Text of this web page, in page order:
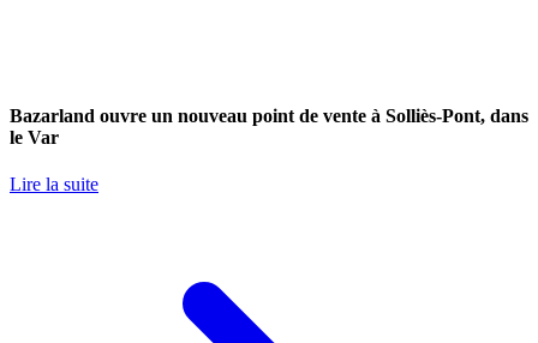
Bazarland ouvre un nouveau point de vente à Solliès-Pont, dans
le Var
Lire la suite